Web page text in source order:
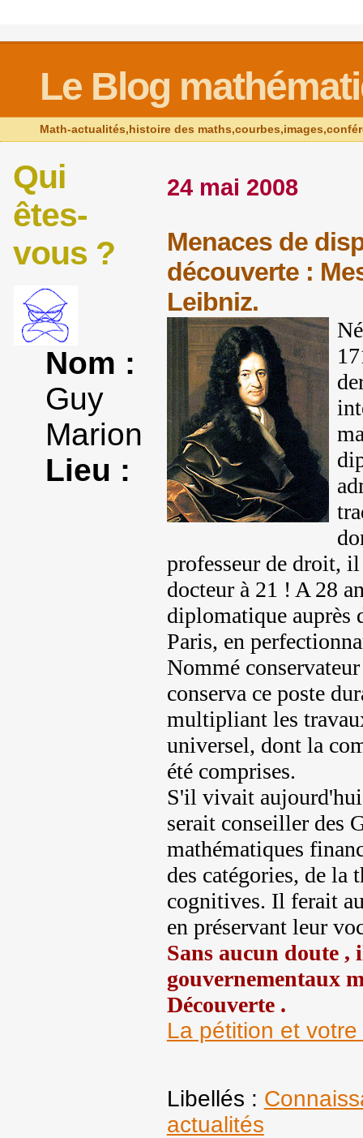
Le Blog
Math-actualités,histoire des
24 mai 2008
Menaces de
découverte :
Leibniz.
N
professeur de droit,
docteur à 21 ! A 28
diplomatique auprès
Paris, en
Nommé
conserva ce poste
multipliant les
universel, dont la
été comprises.
S'il vivait
serait conseiller des
mathématiques
des catégories, de la
cognitives. Il ferait
en préservant leur
Sans aucun doute
gouvernementaux
Découverte .
La pétition et
Libellés :
actualités
Qui
êtes-
vous ?
Nom :
Guy
Marion
Lieu :